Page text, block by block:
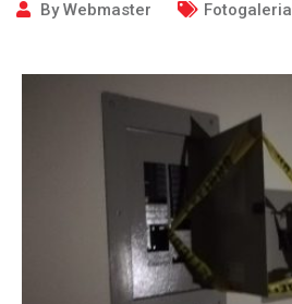
ByWebmaster Fotogaleria